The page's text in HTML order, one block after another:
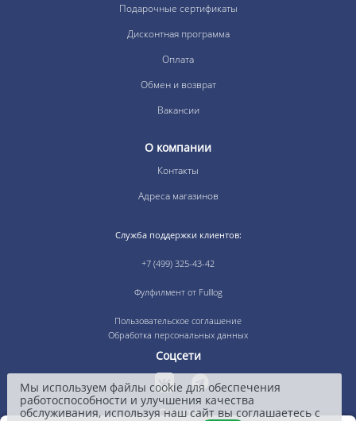
Подарочные сертификаты
Дисконтная программа
Оплата
Обмен и возврат
Вакансии
О компании
Контакты
Адреса магазинов
Служба поддержки клиентов:
+7 (499) 325-43-42
Фулфилмент от Fulllog
Пользовательское соглашение
Обработка персональных данных
Соцсети
Оплата
Мы используем файлы cookie для обеспечения
работоспособности и улучшения качества
обслуживания, используя наш сайт вы соглашаетесь с